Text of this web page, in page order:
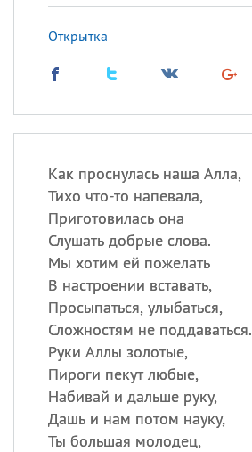
Открытка
Как проснулась наша Алла,
Тихо что-то напевала,
Приготовилась она
Слушать добрые слова.
Мы хотим ей пожелать
В настроении вставать,
Просыпаться, улыбаться,
Сложностям не поддаваться.
Руки Аллы золотые,
Пироги пекут любые,
Набивай и дальше руку,
Дашь и нам потом науку,
Ты большая молодец,